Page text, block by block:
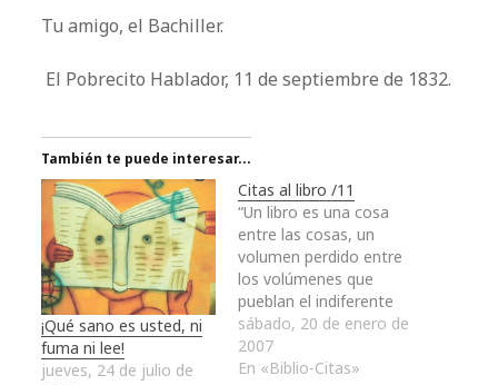
Tu amigo, el Bachiller.
El Pobrecito Hablador, 11 de septiembre de 1832.
También te puede interesar...
¡Qué sano es usted, ni
fuma ni lee!
jueves, 24 de julio de
Citas al libro /11
“Un libro es una cosa
entre las cosas, un
volumen perdido entre
los volúmenes que
pueblan el indiferente
universo; hasta que da
con su lector, con el
hombre destinado a
sábado, 20 de enero de
2007
En «Biblio-Citas»